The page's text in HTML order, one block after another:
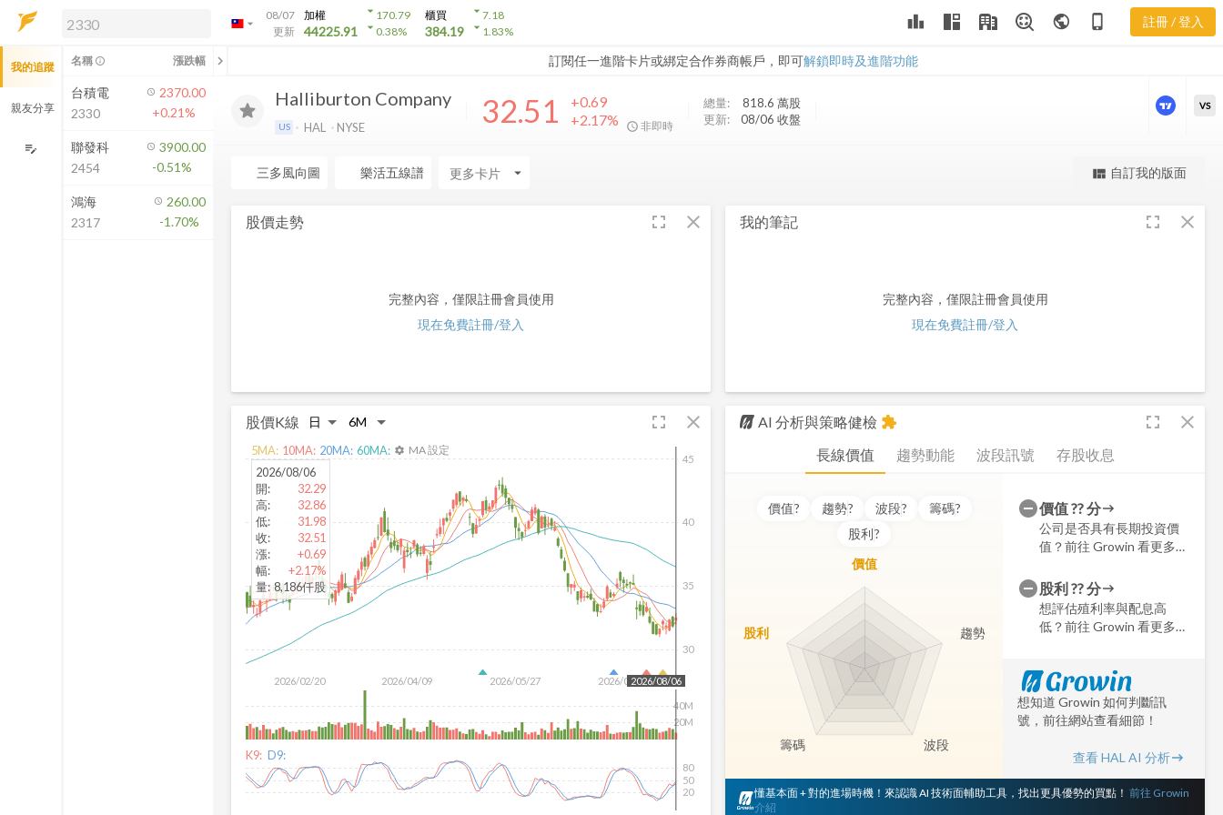
arrow_drop_down
08/07
更新
加權
44225.91
arrow_drop_down170.79
arrow_drop_down0.38%
櫃買
384.19
arrow_drop_down7.18
arrow_drop_down1.83% leaderboard public phone_iphone 註冊 / 登入
訂閱任一進階卡片或綁定合作券商帳戶，即可解鎖即時及進階功能
解鎖即時行情及進階功能
方案」，即可解鎖以下功能：
即時行情
即時市況與排行
成交金額熱力圖
前往方案訂閱
如何綁定合作券商
HAL
Halliburton Company
US HAL NYSE 32.51
+0.69
+2.17%
非即時
總量: 818.6 萬股
更新:
08/06 收盤
更強大的進階價量圖表
VS
三多風向圖 樂活五線譜 arrow_drop_down view_quilt 自訂我的版面
股價走勢 fullscreen close
完整內容，僅限註冊會員使用
現在免費註冊/登入
股價K線 fullscreen close
2026/02/20 2026/04/09 2026/05/27 2026/07/15
30
35
40
45
2026/08/06
20M
40M
2026/08/06
開:
32.29
高:
32.86
低:
31.98
收:
32.51
漲:
+0.69
幅:
+2.17%
量: 8,186仟股
5MA: 10MA: 20MA: 60MA: settings MA 設定
K9: D9:
20
50
80
我的筆記 fullscreen close
完整內容，僅限註冊會員使用
現在免費註冊/登入
AI 分析與策略健檢 fullscreen close
extension
長線價值 趨勢動能 波段訊號 存股收息
價值? 趨勢? 波段? 籌碼?
股利?
價值
趨勢
波段
籌碼
股利
價值??分
公司是否具有長期投資價
值？前往 Growin 看更多細
股利??分
想評估殖利率與配息高
低？前往 Growin 看更多細
想知道 Growin 如何判斷訊
號，前往網站查看細節！
查看 HAL AI 分析
懂基本面 + 對的進場時機！來認識 AI 技術面輔助工具，找出更具優勢的買點！ 前往 Growin
介紹
我的追蹤
親友分享
edit_note
名稱 info_outline 漲跌幅 chevron_left
台積電
2330
2370.00
+0.21%
聯發科
2454
3900.00
-0.51%
鴻海
2317
260.00
-1.70%